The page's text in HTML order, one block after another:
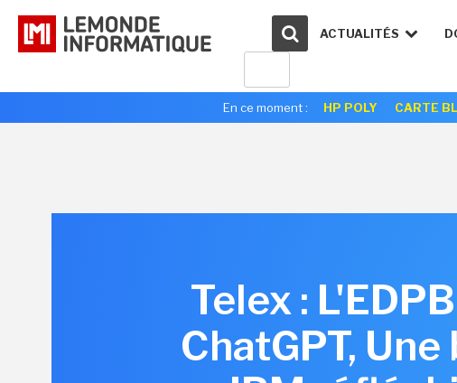
ACTUALITÉS
En ce moment : HP POLY CARTE
Telex :
ChatGPT,